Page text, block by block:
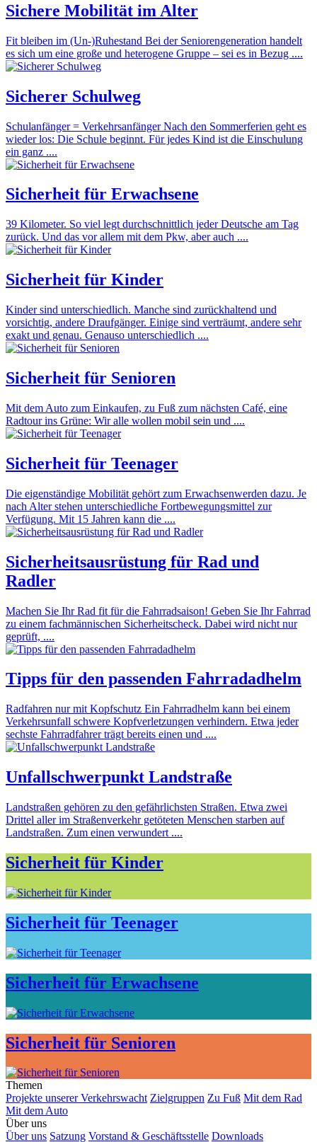
Sichere Mobilität im Alter
Fit bleiben im (Un-)Ruhestand Bei der Seniorengeneration handelt
es sich um eine große und heterogene Gruppe – sei es in Bezug ....
Sicherer Schulweg
Schulanfänger = Verkehrsanfänger Nach den Sommerferien geht es
wieder los: Die Schule beginnt. Für jedes Kind ist die Einschulung
ein ganz ....
Sicherheit für Erwachsene
39 Kilometer. So viel legt durchschnittlich jeder Deutsche am Tag
zurück. Und das vor allem mit dem Pkw, aber auch ....
Sicherheit für Kinder
Kinder sind unterschiedlich. Manche sind zurückhaltend und
vorsichtig, andere Draufgänger. Einige sind verträumt, andere sehr
exakt und genau. Genauso unterschiedlich ....
Sicherheit für Senioren
Mit dem Auto zum Einkaufen, zu Fuß zum nächsten Café, eine
Radtour ins Grüne: Wir alle wollen mobil sein und ....
Sicherheit für Teenager
Die eigenständige Mobilität gehört zum Erwachsenwerden dazu. Je
nach Alter stehen unterschiedliche Fortbewegungsmittel zur
Verfügung. Mit 15 Jahren kann die ....
Sicherheitsausrüstung für Rad und
Radler
Machen Sie Ihr Rad fit für die Fahrradsaison! Geben Sie Ihr Fahrrad
zu einem fachmännischen Sicherheitscheck. Dabei wird nicht nur
geprüft, ....
Tipps für den passenden Fahrradadhelm
Radfahren nur mit Kopfschutz Ein Fahrradhelm kann bei einem
Verkehrsunfall schwere Kopfverletzungen verhindern. Etwa jeder
sechste Fahrradfahrer trägt bereits einen und ....
Unfallschwerpunkt Landstraße
Landstraßen gehören zu den gefährlichsten Straßen. Etwa zwei
Drittel aller im Straßenverkehr getöteten Menschen starben auf
Landstraßen. Zum einen verwundert ....
Sicherheit für Kinder
Sicherheit für Teenager
Sicherheit für Erwachsene
Sicherheit für Senioren
Themen
Projekte unserer Verkehrswacht Zielgruppen Zu Fuß Mit dem Rad
Mit dem Auto
Über uns
Über uns Satzung Vorstand & Geschäftsstelle Downloads